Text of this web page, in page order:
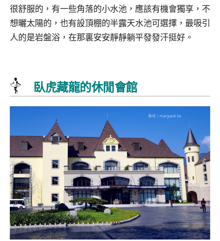
很舒服的，有一些角落的小水池，應該有機會獨享，不
想曬太陽的，也有設頂棚的半露天水池可選擇，最吸引
人的是岩盤浴，在那裏安安靜靜躺平發發汗挺好。
臥虎藏龍的休閒會館